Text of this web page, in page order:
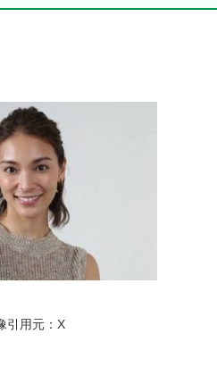
引用元：X